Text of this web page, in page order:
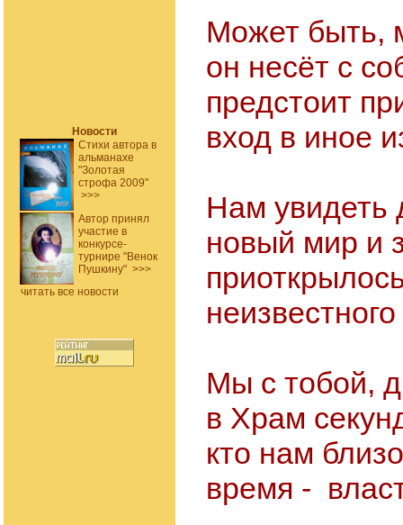
Новости
Стихи автора в
альманахе
"Золотая
строфа 2009"
>>>
Автор принял
участие в
конкурсе-
турнире "Венок
Пушкину" >>>
читать все новости
Может быть,
он несёт с
предстоит
вход в иное
Нам увидеть
новый мир и
Мы с тобой,
в Храм
кто нам
время -